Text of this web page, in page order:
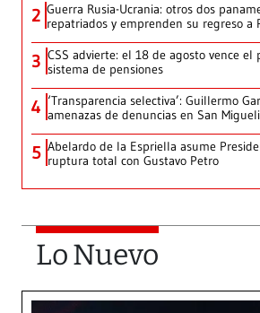
2 Guerra Rusia-Ucrania: otros dos
repatriados y emprenden su regreso a
3 CSS advierte: el 18 de agosto vence el
sistema de pensiones
4 ‘Transparencia selectiva’: Guillermo
amenazas de denuncias en San
5 Abelardo de la Espriella asume
ruptura total con Gustavo Petro
Lo Nuevo